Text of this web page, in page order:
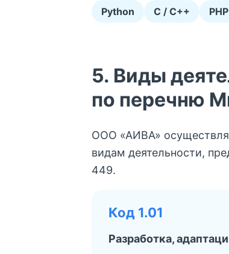
Python C / C++ PHP
5. Виды
по перечню
ООО «АИВА»
видам деятельности,
449.
Код 1.01
Разработка,